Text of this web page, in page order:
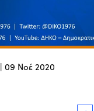
|09 Νοέ 2020